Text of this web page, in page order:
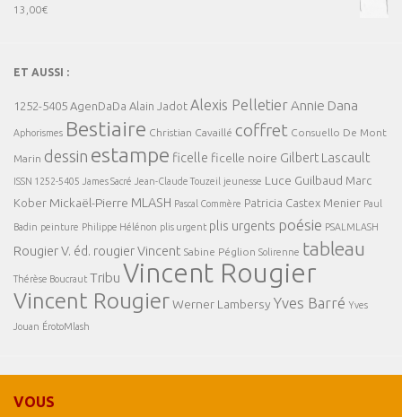
13,00€
ET AUSSI :
1252-5405 AgenDaDa Alain Jadot Alexis PelletierAnnie Dana
Aphorismes Bestiaire Christian Cavaillé coffret Consuello De Mont
Marin dessin estampe ficelle ficelle noire Gilbert Lascault
ISSN 1252-5405 James Sacré Jean-Claude Touzeil jeunesse Luce Guilbaud Marc
Kober Mickaël-Pierre MLASH Pascal Commère Patricia Castex Menier Paul
Badin peinture Philippe Hélénon plis urgent plis urgents poésie PSALMLASH
Rougier V. éd. rougier Vincent Sabine Péglion Solirenne tableau
Thérèse Boucraut Tribu Vincent Rougier
Vincent RougierWerner Lambersy Yves Barré Yves
Jouan ÉrotoMlash
VOUS